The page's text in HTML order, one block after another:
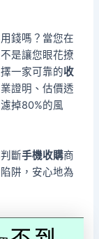
錢嗎？當您在
是讓您眼花撩
一家可靠的收
證明、估價透
掉80%的風
斷手機收購商
阱，安心地為